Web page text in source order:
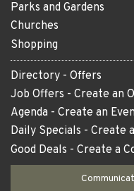
Parks and Gardens
Churches
Shopping
Directory - Offers
Job Offers - Create an
Agenda - Create an
Daily Specials - Create
Good Deals - Create a